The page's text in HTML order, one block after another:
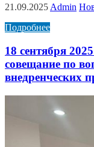
21.09.2025 Admin
Подробнее
18 сентября
совещание по
внедренческих